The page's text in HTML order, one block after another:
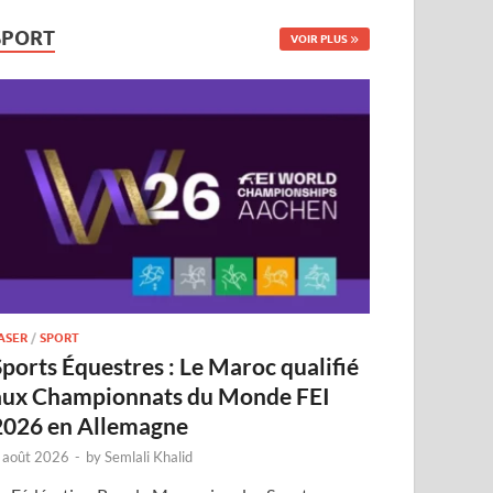
VOIR PLUS
/SPORT
Équestres : Le Maroc qualifié
Championnats du Monde FEI
en Allemagne
2026 - bySemlali Khalid